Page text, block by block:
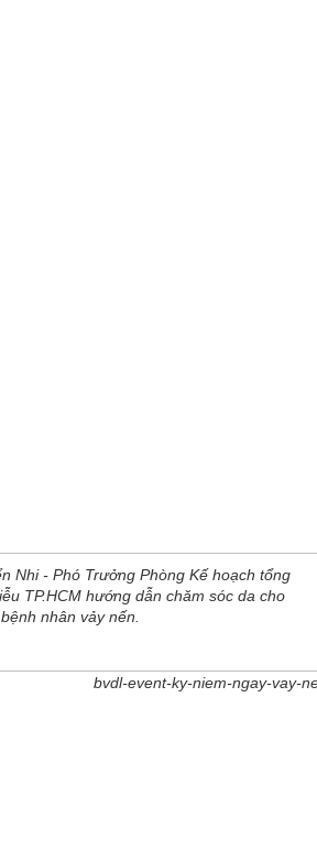
Nhi - Phó Trưởng Phòng Kế hoạch tổng
TP.HCM hướng dẫn chăm sóc da cho
bệnh nhân vảy nến.